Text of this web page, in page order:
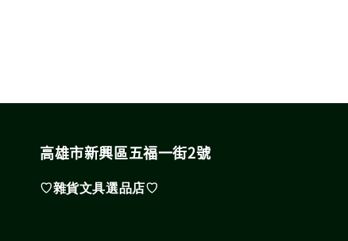
高雄市新興區五福一街2號
♡雜貨文具選品店♡